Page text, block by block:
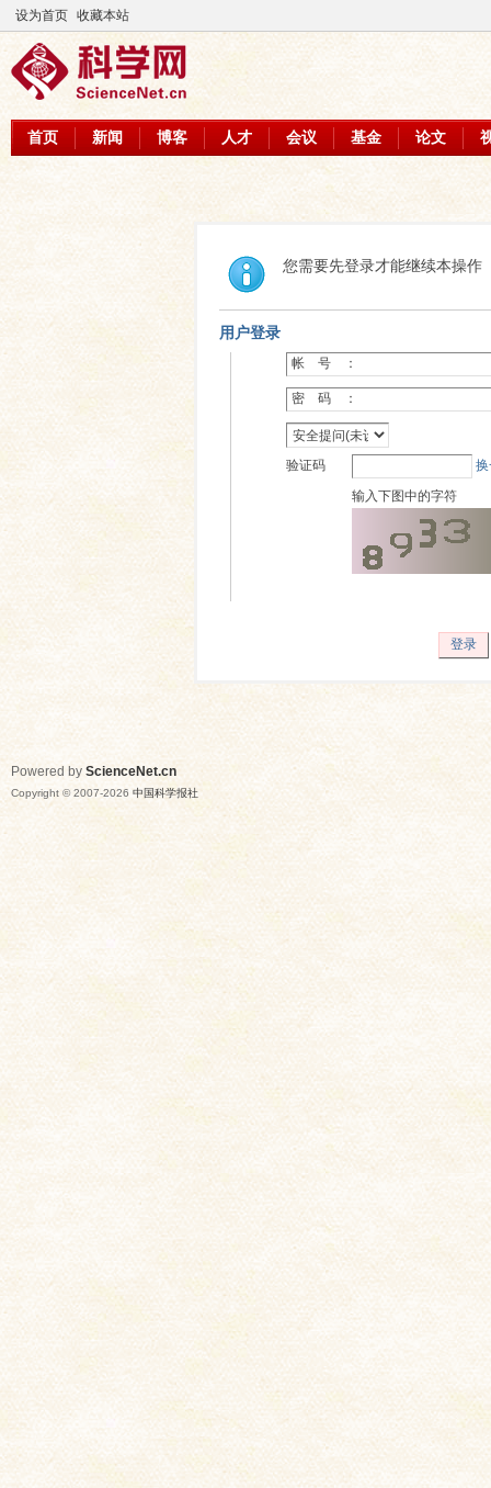
设为首页 收藏本站
首页 新闻 博客 人才 会议 基金 论文
您需要先登录才能继续本操作
用户登录
帐 号 ：
密 码 ：
验证码
输入下图中的字符
登录
Powered by ScienceNet.cn
Copyright © 2007-2026 中国科学报社